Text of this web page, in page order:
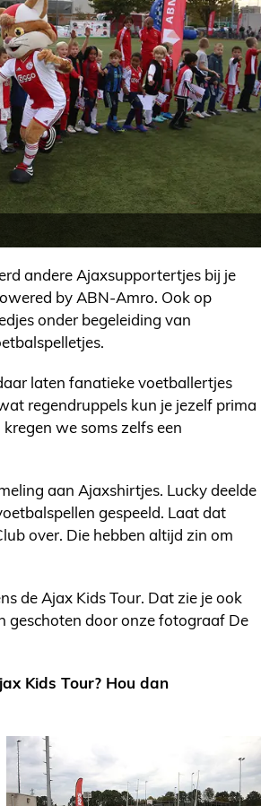
andere Ajaxsupportertjes bij je
by ABN-Amro. Ook op
onder begeleiding van
laten fanatieke voetballertjes
regendruppels kun je jezelf prima
we soms zelfs een
aan Ajaxshirtjes. Lucky deelde
gespeeld. Laat dat
over. Die hebben altijd zin om
de Ajax Kids Tour. Dat zie je ook
geschoten door onze fotograaf De
Kids Tour? Hou dan